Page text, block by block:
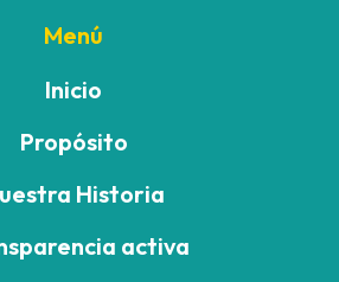
Menú
Inicio
Propósito
Historia
activa